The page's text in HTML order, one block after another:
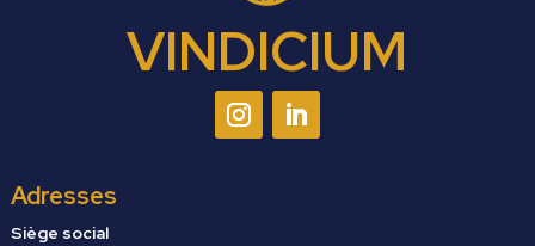
VINDICIUM
Adresses
Siège social